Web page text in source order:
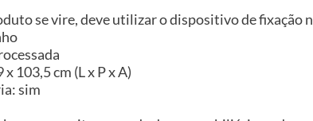
se vire, deve utilizar o dispositivo de fixação
103,5 cm (L x P x A)
sim